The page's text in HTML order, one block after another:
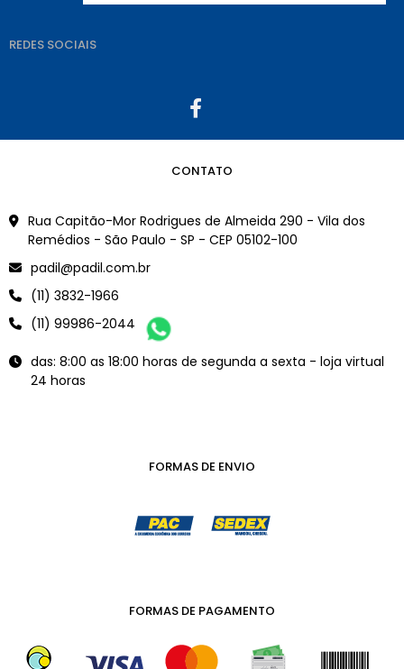
REDES SOCIAIS
CONTATO
Rua Capitão-Mor Rodrigues de Almeida 290 - Vila dos
Remédios - São Paulo - SP - CEP 05102-100
padil@padil.com.br
(11) 3832-1966
(11) 99986-2044
das: 8:00 as 18:00 horas de segunda a sexta - loja virtual
24 horas
FORMAS DE ENVIO
FORMAS DE PAGAMENTO